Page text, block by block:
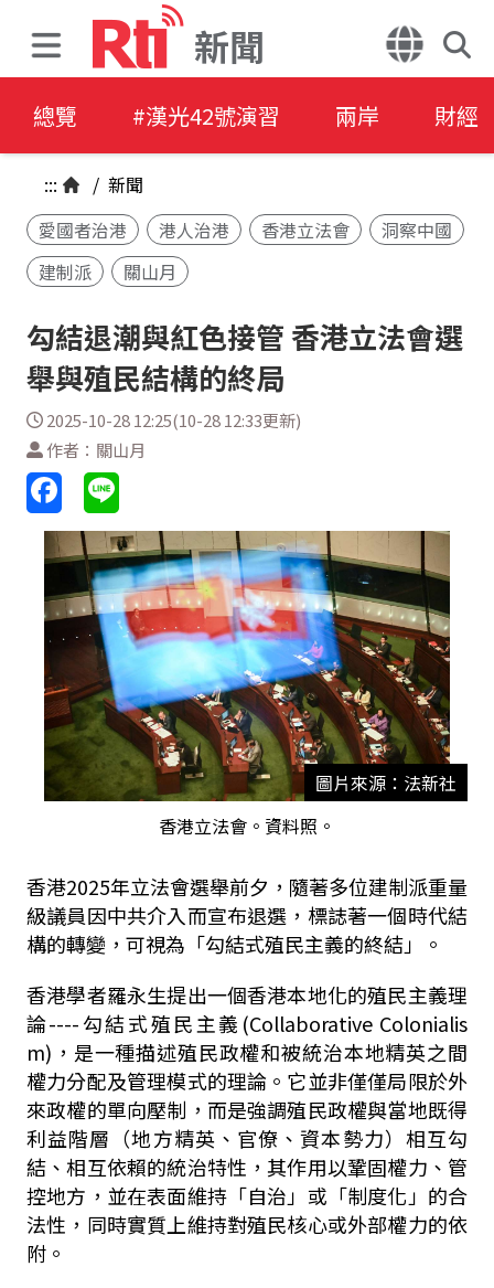
新聞
總覽 #漢光42號演習 兩岸 財經
::: / 新聞
愛國者治港
港人治港 香港立法會
洞察中國
建制派
關山月
勾結退潮與紅色接管 香港立法會選
舉與殖民結構的終局
2025-10-28 12:25(10-28 12:33更新)
作者：關山月
圖片來源：法新社
香港立法會。資料照。
香港2025年立法會選舉前夕，隨著多位建制派重量
級議員因中共介入而宣布退選，標誌著一個時代結
構的轉變，可視為「勾結式殖民主義的終結」。
香港學者羅永生提出一個香港本地化的殖民主義理
論----勾結式殖民主義 (Collaborative Colonialis
m) ，是一種描述殖民政權和被統治本地精英之間
權力分配及管理模式的理論。它並非僅僅局限於外
來政權的單向壓制，而是強調殖民政權與當地既得
利益階層（地方精英、官僚、資本勢力）相互勾
結、相互依賴的統治特性，其作用以鞏固權力、管
控地方，並在表面維持「自治」或「制度化」的合
法性，同時實質上維持對殖民核心或外部權力的依
附。